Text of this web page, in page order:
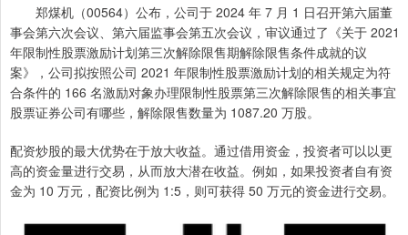
郑煤机（00564）公布，公司于 2024 年 7 月 1 日召开第六届董
事会第六次会议、第六届监事会第五次会议，审议通过了《关于 2021
年限制性股票激励计划第三次解除限售期解除限售条件成就的议
案》，公司拟按照公司 2021 年限制性股票激励计划的相关规定为符
合条件的 166 名激励对象办理限制性股票第三次解除限售的相关事宜
股票证券公司有哪些，解除限售数量为 1087.20 万股。
配资炒股的最大优势在于放大收益。通过借用资金，投资者可以以更
高的资金量进行交易，从而放大潜在收益。例如，如果投资者自有资
金为 10 万元，配资比例为 1:5，则可获得 50 万元的资金进行交易。